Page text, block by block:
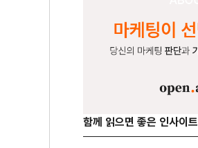
함께 읽으면 좋은 인사이트